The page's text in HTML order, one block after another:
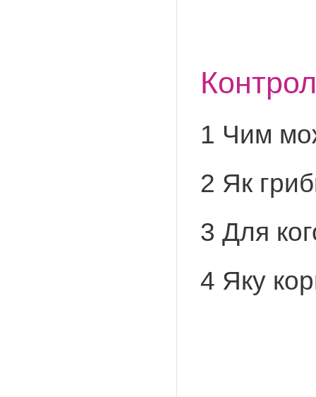
1 Чим
2 Як
3 Для
4 Яку